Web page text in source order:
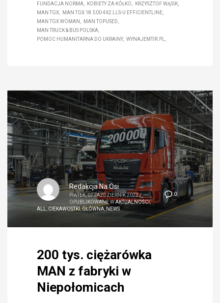
FUNDACJA NORMA
KOBIETY ZA KÓŁKO
KRZYSZTOF WĄSIK
MAN TGX
MAN TGX 18.500 4X2 LLS-U EFFICIENTLINE
MAN TGX WOMAN
MAN TOPUSED
MAN TRUCK & BUS POLSKA
POMOC HUMANITARNA DO UKRAINY
WYNAJEMTIR.PL
0
Redakcja Na Osi
PIĄTEK, 07 PAŹDZIERNIK 2022/
OPUBLIKOWANE WAKTUALNOŚCI,
ALL, CIEKAWOSTKI,GŁÓWNA,NEWS
200 tys. ciężarówka
MAN z fabryki w
Niepołomicach